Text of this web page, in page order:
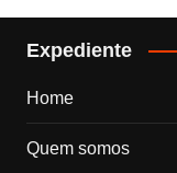
Expediente
Home
Quem somos